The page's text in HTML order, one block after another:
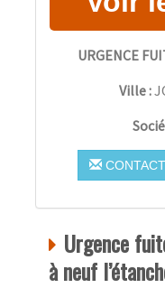
URGENCE
Ville :
Urgence
à neuf